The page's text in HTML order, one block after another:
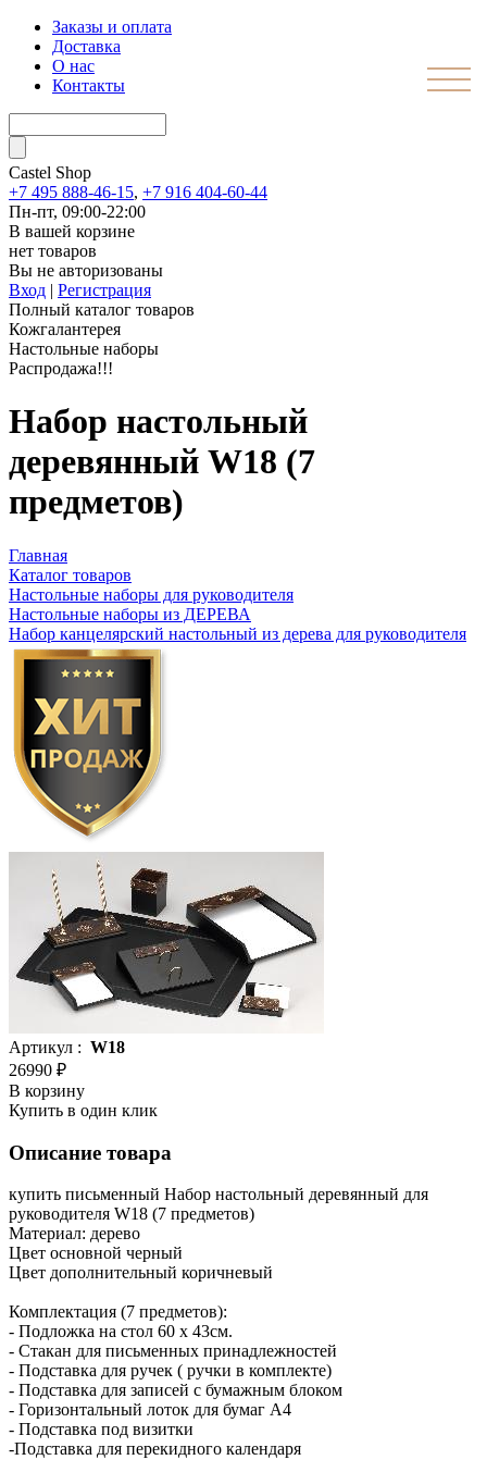
Заказы и оплата
Доставка
О нас
Контакты
Castel Shop
+7 495 888-46-15, +7 916 404-60-44
Пн-пт, 09:00-22:00
В вашей корзине
нет товаров
Вы не авторизованы
Вход | Регистрация
Полный каталог товаров
Кожгалантерея
Настольные наборы
Распродажа!!!
Набор настольный
деревянный W18 (7
предметов)
Главная
Каталог товаров
Настольные наборы для руководителя
Настольные наборы из ДЕРЕВА
Набор канцелярский настольный из дерева для руководителя
Артикул : W18
26990 ₽
В корзину
Купить в один клик
Описание товара
купить письменный Набор настольный деревянный для
руководителя W18 (7 предметов)
Материал: дерево
Цвет основной черный
Цвет дополнительный коричневый
Комплектация (7 предметов):
- Подложка на стол 60 х 43см.
- Стакан для письменных принадлежностей
- Подставка для ручек ( ручки в комплекте)
- Подставка для записей с бумажным блоком
- Горизонтальный лоток для бумаг А4
- Подставка под визитки
-Подставка для перекидного календаря